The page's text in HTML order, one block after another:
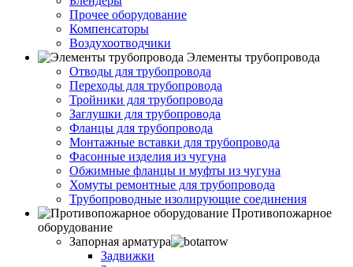
Прочее оборудование
Компенсаторы
Воздухоотводчики
Элементы трубопровода
Отводы для трубопровода
Переходы для трубопровода
Тройники для трубопровода
Заглушки для трубопровода
Фланцы для трубопровода
Монтажные вставки для трубопровода
Фасонные изделия из чугуна
Обжимные фланцы и муфты из чугуна
Хомуты ремонтные для трубопровода
Трубопроводные изолирующие соединения
Противопожарное
оборудование
Запорная арматура
Задвижки